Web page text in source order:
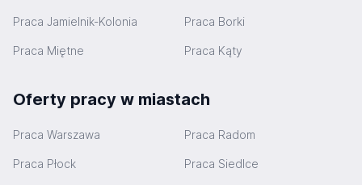
Praca Jamielnik-Kolonia Praca Borki
Praca Miętne Praca Kąty
Oferty pracy w miastach
Praca Warszawa Praca Radom
Praca Płock Praca Siedlce